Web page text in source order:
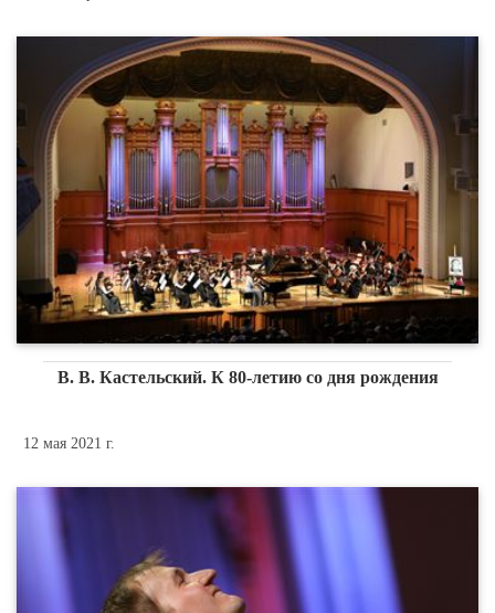
В. В. Кастельский. К 80-летию со дня рождения
12 мая 2021 г.